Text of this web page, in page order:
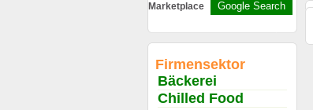
Marketplace
Firmensektor
Bäckerei
Chilled Food